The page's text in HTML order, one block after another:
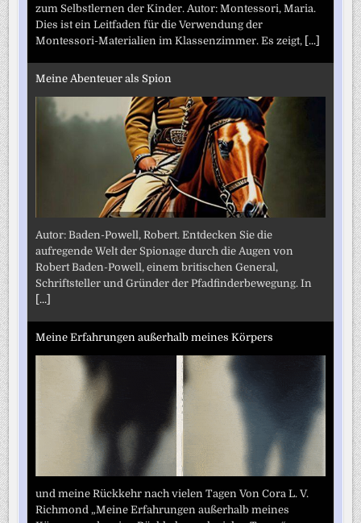
zum Selbstlernen der Kinder. Autor: Montessori, Maria.
Dies ist ein Leitfaden für die Verwendung der
Montessori-Materialien im Klassenzimmer. Es zeigt, [...]
Meine Abenteuer als Spion
Autor: Baden-Powell, Robert. Entdecken Sie die
aufregende Welt der Spionage durch die Augen von
Robert Baden-Powell, einem britischen General,
Schriftsteller und Gründer der Pfadfinderbewegung. In
[...]
Meine Erfahrungen außerhalb meines Körpers
und meine Rückkehr nach vielen Tagen Von Cora L. V.
Richmond „Meine Erfahrungen außerhalb meines